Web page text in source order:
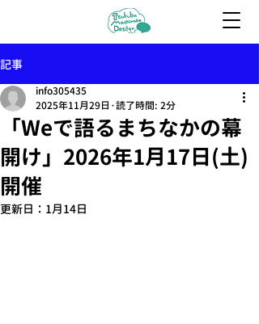
記事
「Weで語るまちなかの幕
開け」2026年1月17日(土)
開催
info305435
2025年11月29日 読了時間: 2分
更新日： 1月14日